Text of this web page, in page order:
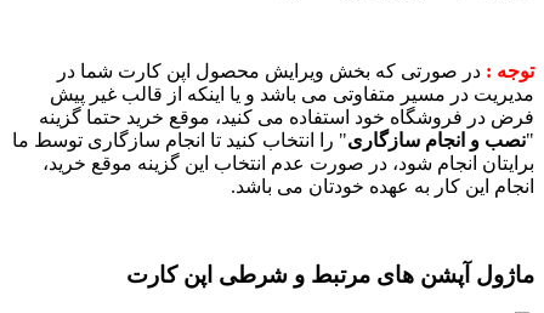
:در صورتی که بخش ویرایش محصول اپن کارت شما در
در مسیر متفاوتی می باشد و یا اینکه از قالب غیر پیش
در فروشگاه خود استفاده می کنید، موقع خرید حتما گزینه
و انجام سازگاری" را انتخاب کنید تا انجام سازگاری توسط ما
انجام شود، در صورت عدم انتخاب این گزینه موقع خرید،
این کار به عهده خودتان می باشد.
آپشن های مرتبط و شرطی اپن کارت